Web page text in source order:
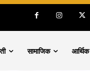
सामाजिक आर्थिक